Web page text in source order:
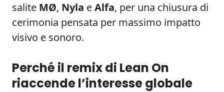
salite MØ, Nyla eAlfa, per una chiusura di
cerimonia pensata per massimo impatto
visivo e sonoro.
Perché il remix di Lean On
riaccende l’interesse globale